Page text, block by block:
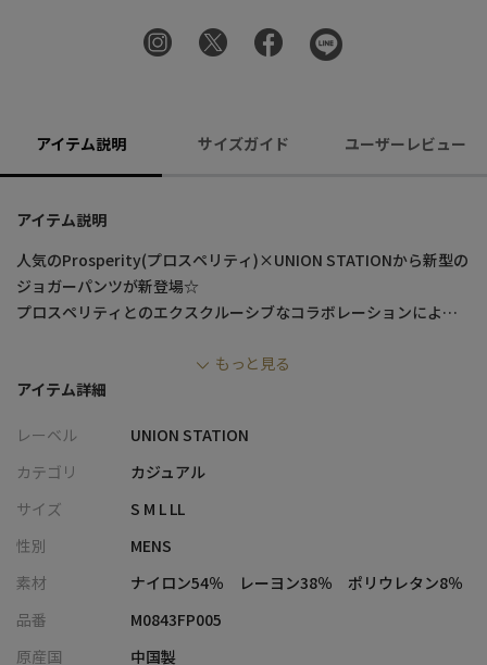
アイテム説明 サイズガイド ユーザーレビュー
アイテム説明
人気のProsperity(プロスペリティ)×UNION STATIONから新型の
ジョガーパンツが新登場☆
プロスペリティとのエクスクルーシブなコラボレーションにより
プロスペリティのバッグに施されている金具を、パンツのバック
バックポケットのラインとサイドポケットのジッパーも、目を引
くアクセントになっています。
ポンチ素材はジャージー素材の一種で、手触りがよく穿きィネー
トも可能。
ジャケットを合わせての、キレイめコーディネートもキマります
カーディガンやパーカーでやわらかい雰囲気を演出し、また違う
表情でもお楽しみいただけます。
もっと見る
アイテム詳細
レーベル
UNION STATION
カテゴリ
カジュアル
サイズ
S M L LL
性別
MENS
素材
ナイロン54％ レーヨン38％ ポリウレタン8％
品番
M0843FP005
原産国
中国製